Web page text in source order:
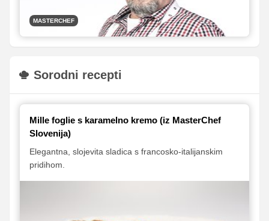
MASTERCHEF
Sorodni recepti
Mille foglie s karamelno kremo (iz MasterChef
Slovenija)
Elegantna, slojevita sladica s francosko-italijanskim
pridihom.